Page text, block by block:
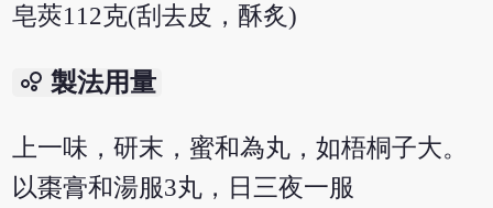
皂莢112克(刮去皮，酥炙)
bubble_chart 製法用量
上一味，研末，蜜和為丸，如梧桐子大。
以棗膏和湯服3丸，日三夜一服